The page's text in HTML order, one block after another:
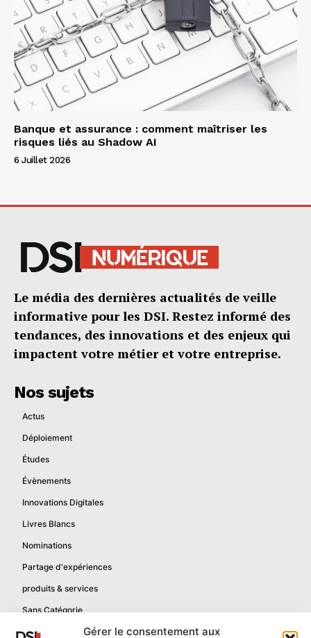
Gérer le consentement aux
Banque et assurance : comment maîtriser les
risques liés au Shadow AI
6 Juillet 2026
Le média des dernières actualités de veille
informative pour les DSI. Restez informé des
tendances, des innovations et des enjeux qui
impactent votre métier et votre entreprise.
Nos sujets
Actus
Déploiement
Études
Évènements
Innovations Digitales
Livres Blancs
Nominations
Partage d'expériences
produits & services
Sans Catégorie